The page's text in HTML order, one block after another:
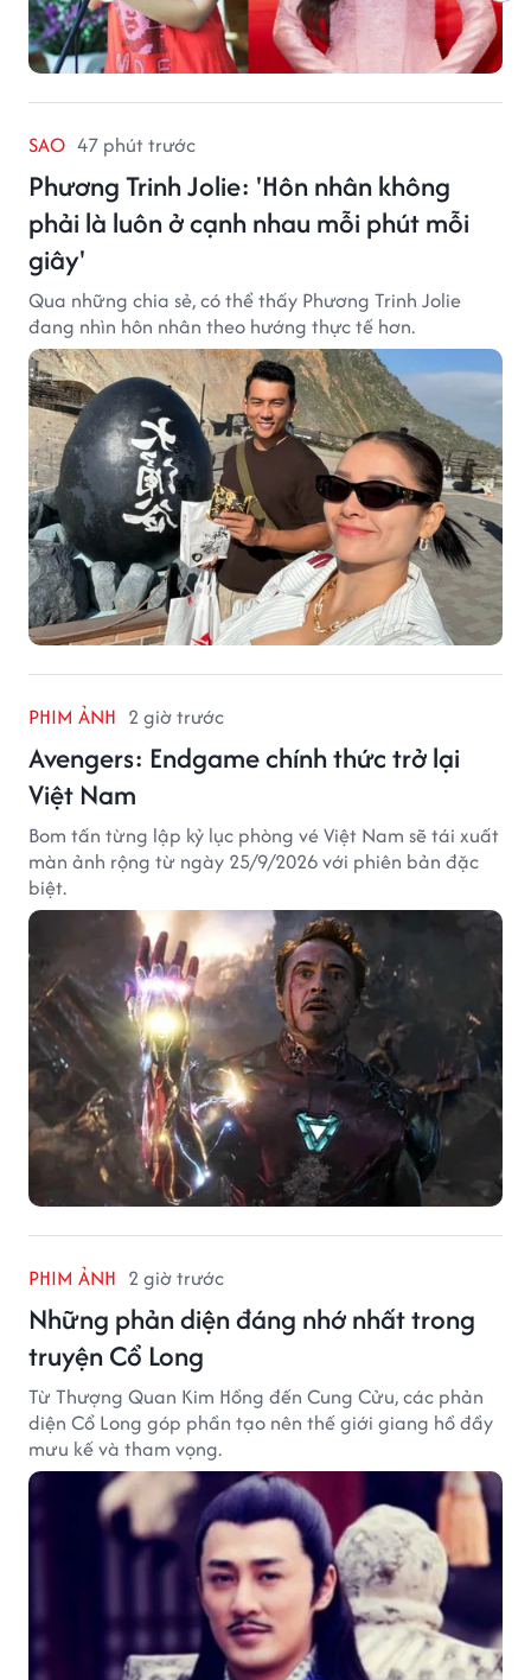
SAO 47 phút trước
Phương Trinh Jolie: 'Hôn nhân không
phải là luôn ở cạnh nhau mỗi phút mỗi
giây'
Qua những chia sẻ, có thể thấy Phương Trinh Jolie
đang nhìn hôn nhân theo hướng thực tế hơn.
PHIM ẢNH 2 giờ trước
Avengers: Endgame chính thức trở lại
Việt Nam
Bom tấn từng lập kỷ lục phòng vé Việt Nam sẽ tái xuất
màn ảnh rộng từ ngày 25/9/2026 với phiên bản đặc
biệt.
PHIM ẢNH 2 giờ trước
Những phản diện đáng nhớ nhất trong
truyện Cổ Long
Từ Thượng Quan Kim Hồng đến Cung Cửu, các phản
diện Cổ Long góp phần tạo nên thế giới giang hồ đầy
mưu kế và tham vọng.